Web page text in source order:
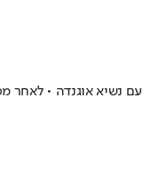
נשיא אוגנדה •